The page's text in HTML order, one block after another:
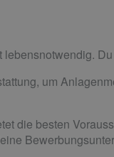
um
die besten